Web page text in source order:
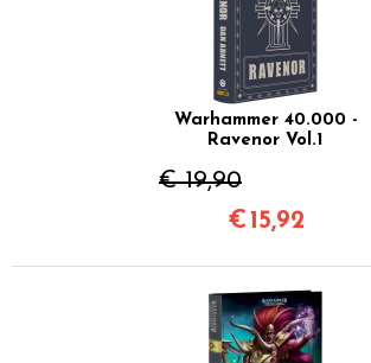
Warhammer 40.000 -
Ravenor Vol.1
€ 19,90
€ 15,92